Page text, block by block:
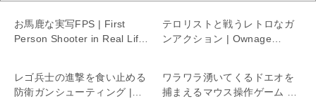
お馬鹿な実写FPS | First
Person Shooter in Real Life
テロリストと戦うレトロなガ
ンアクション | Ownage
レゴ兵士の進撃を食い止める
防衛ガンシューティング |
ワラワラ湧いてくるドエオを
捕まえるマウス操作ゲーム |